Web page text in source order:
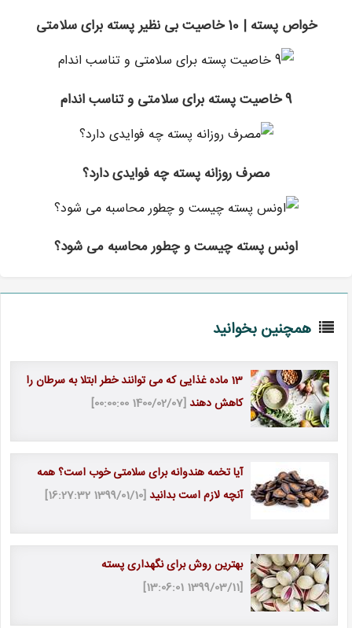
خواص پسته | 10 خاصیت بی نظیر پسته برای سلامتی
9 خاصیت پسته برای سلامتی و تناسب اندام
مصرف روزانه پسته چه فوایدی دارد؟
اونس پسته چیست و چطور محاسبه می شود؟
همچنین بخوانید
13 ماده غذایی که می توانند خطر ابتلا به سرطان را
کاهش دهند[1400/02/07 00:00:00]
آیا تخمه هندوانه برای سلامتی خوب است؟ همه
آنچه لازم است بدانید[1399/01/10 16:27:32]
بهترین روش برای نگهداری پسته
[1399/03/11 13:06:01]